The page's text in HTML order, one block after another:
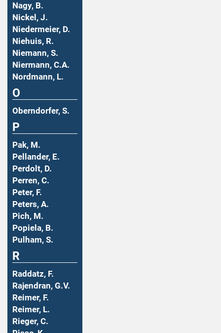
Nagy, B.
Nickel, J.
Niedermeier, D.
Niehuis, R.
Niemann, S.
Niermann, C.A.
Nordmann, L.
O
Oberndorfer, S.
P
Pak, M.
Pellander, E.
Perdolt, D.
Perren, C.
Peter, F.
Peters, A.
Pich, M.
Popiela, B.
Pulham, S.
R
Raddatz, F.
Rajendran, G.V.
Reimer, F.
Reimer, L.
Rieger, C.